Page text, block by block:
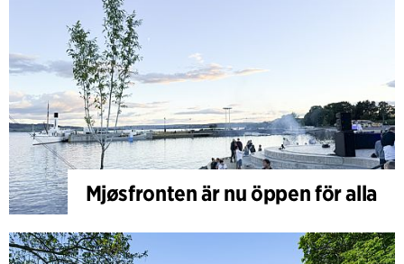
Mjøsfronten är nu öppen för alla